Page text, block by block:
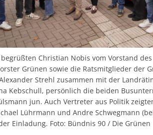
Christian Nobis vom Vorstand des
Grünen sowie die Ratsmitglieder der
Strehl zusammen mit der
Kebschull, persönlich die beiden
jun. Auch Vertreter aus Politik
Lührmann und Andre Schwegmann
Einladung. Foto: Bündnis 90 / Die Grünen